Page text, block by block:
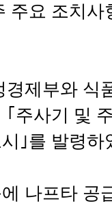
주요 조치사
제부와 식
｢주사기 및
｣를 발령하
나프타 공